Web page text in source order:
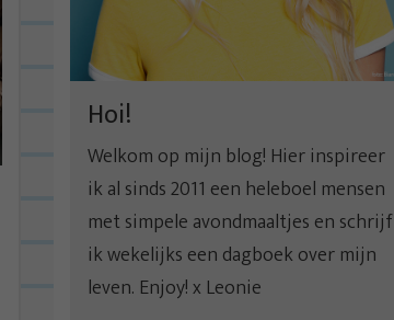
Hoi!
Welkom op mijn blog! Hier inspireer
ik al sinds 2011 een heleboel mensen
met simpele avondmaaltjes en schrijf
ik wekelijks een dagboek over mijn
leven. Enjoy! x Leonie